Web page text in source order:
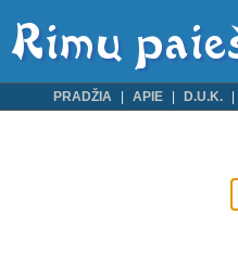
PRADŽIA APIE D.U.K.